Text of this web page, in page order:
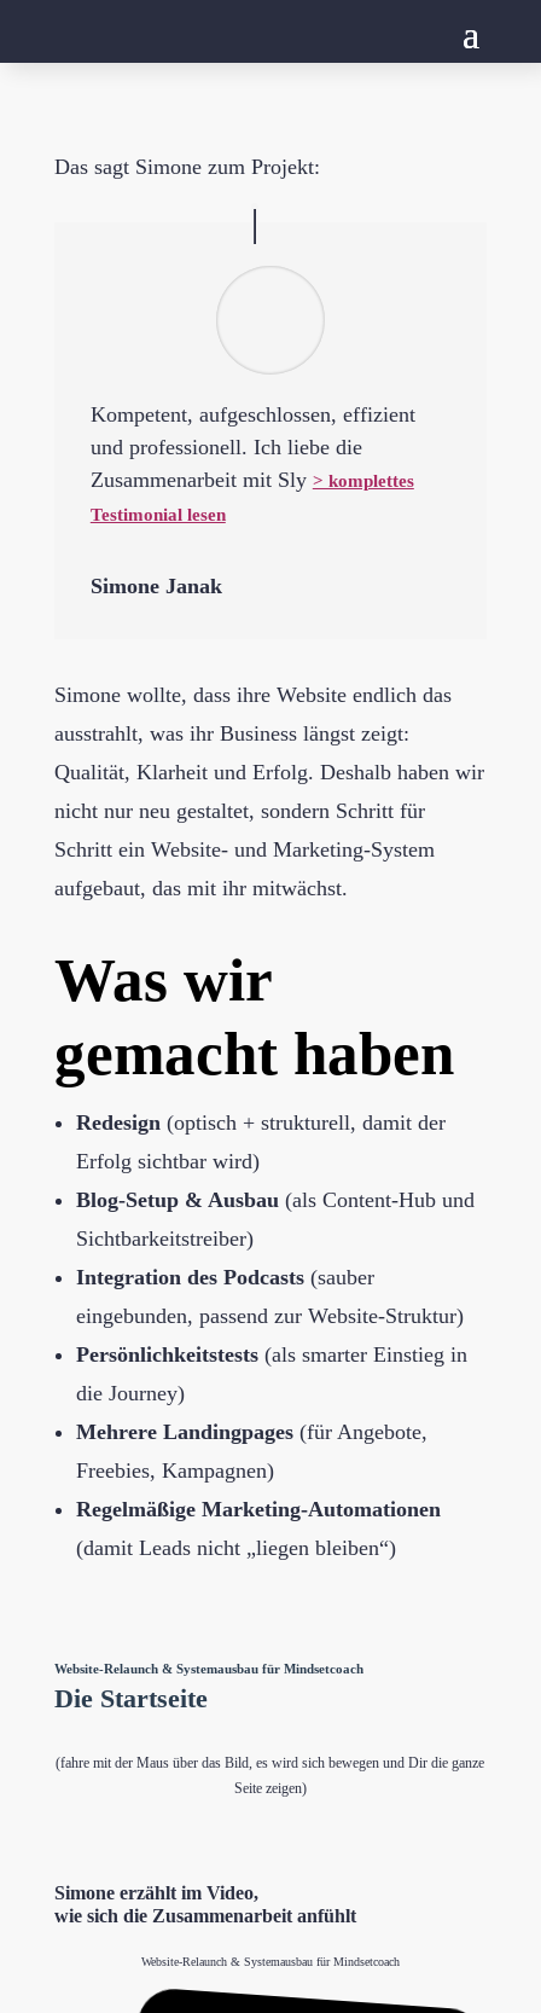
Das sagt Simone zum Projekt:
Kompetent, aufgeschlossen, effizient
und professionell. Ich liebe die
Zusammenarbeit mit Sly > komplettes
Testimonial lesen
Simone Janak
Simone wollte, dass ihre Website endlich das
ausstrahlt, was ihr Business längst zeigt:
Qualität, Klarheit und Erfolg. Deshalb haben wir
nicht nur neu gestaltet, sondern Schritt für
Schritt ein Website- und Marketing-System
aufgebaut, das mit ihr mitwächst.
Was wir
gemacht haben
Redesign (optisch + strukturell, damit der
Erfolg sichtbar wird)
Blog-Setup & Ausbau (als Content-Hub und
Sichtbarkeitstreiber)
Integration des Podcasts(sauber
eingebunden, passend zur Website-Struktur)
Persönlichkeitstests(als smarter Einstieg in
die Journey)
Mehrere Landingpages(für Angebote,
Freebies, Kampagnen)
Regelmäßige Marketing-Automationen
(damit Leads nicht „liegen bleiben“)
Website-Relaunch & Systemausbau für Mindsetcoach
Die Startseite
(fahre mit der Maus über das Bild, es wird sich bewegen und Dir die ganze
Seite zeigen)
Simone erzählt im Video,
wie sich die Zusammenarbeit anfühlt
Website-Relaunch & Systemausbau für Mindsetcoach